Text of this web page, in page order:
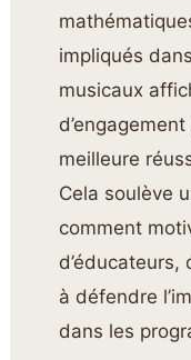
impliqués
musicaux
meilleure
Cela soulève
comment
à défendre
dans les